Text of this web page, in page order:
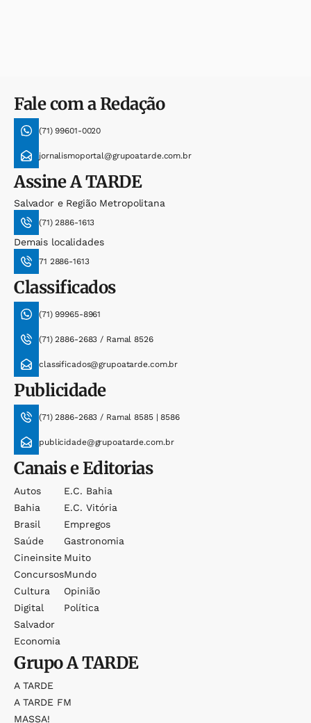
Fale com a Redação
(71) 99601-0020
jornalismoportal@grupoatarde.com.br
AssineA TARDE
Salvador e Região Metropolitana
(71) 2886-1613
Demais localidades
71 2886-1613
Classificados
(71) 99965-8961
(71) 2886-2683 / Ramal 8526
classificados@grupoatarde.com.br
Publicidade
(71) 2886-2683 / Ramal 8585 | 8586
publicidade@grupoatarde.com.br
Canais e Editorias
Autos
Bahia
Brasil
Saúde
Cineinsite
Concursos
Cultura
Digital
Salvador
Economia
E.c. Bahia
E.c. Vitória
Empregos
Gastronomia
Muito
Mundo
Opinião
Política
GrupoA TARDE
A TARDE
A TARDE FM
MASSA!